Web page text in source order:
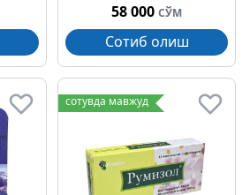
58 000 СЎМ
Сотиб олиш
сотувда мавжуд